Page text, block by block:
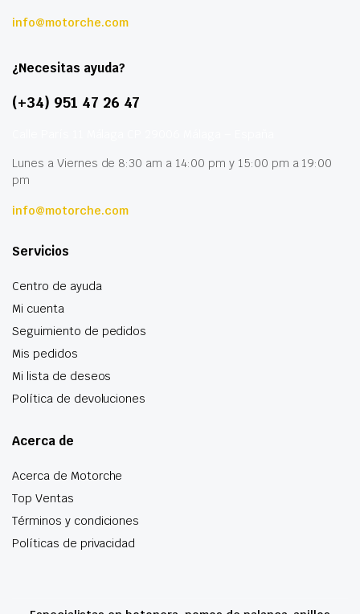
info@motorche.com
¿Necesitas ayuda?
(+34) 951 47 26 47
Lunes a Viernes de 8:30 am a 14:00 pm y 15:00 pm a 19:00
pm
info@motorche.com
Servicios
Centro de ayuda
Mi cuenta
Seguimiento de pedidos
Mis pedidos
Mi lista de deseos
Política de devoluciones
Acerca de
Acerca de Motorche
Top Ventas
Términos y condiciones
Políticas de privacidad